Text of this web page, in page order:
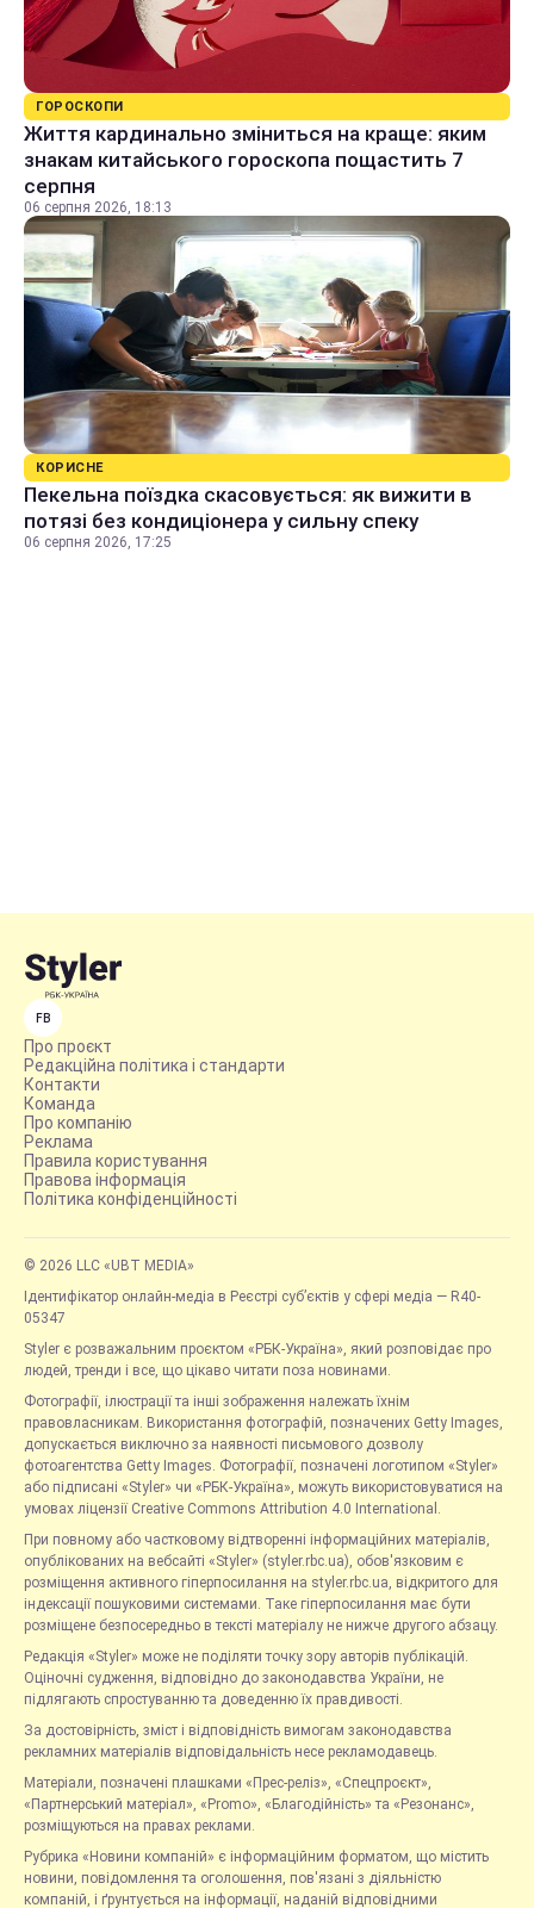
ГОРОСКОПИ
Життя кардинально зміниться на краще: яким
знакам китайського гороскопа пощастить 7
серпня
06 серпня 2026, 18:13
КОРИСНЕ
Пекельна поїздка скасовується: як вижити в
потязі без кондиціонера у сильну спеку
06 серпня 2026, 17:25
FB
Про проєкт
Редакційна політика і стандарти
Контакти
Команда
Про компанію
Реклама
Правила користування
Правова інформація
Політика конфіденційності
© 2026 LLC «UBT MEDIA»
Ідентифікатор онлайн-медіа в Реєстрі суб’єктів у сфері медіа — R40-
05347
Styler є розважальним проєктом «РБК-Україна», який розповідає про
людей, тренди і все, що цікаво читати поза новинами.
Фотографії, ілюстрації та інші зображення належать їхнім
правовласникам. Використання фотографій, позначених Getty Images,
допускається виключно за наявності письмового дозволу
фотоагентства Getty Images. Фотографії, позначені логотипом «Styler»
або підписані «Styler» чи «РБК-Україна», можуть використовуватися на
умовах ліцензії Creative Commons Attribution 4.0 International.
При повному або частковому відтворенні інформаційних матеріалів,
опублікованих на вебсайті «Styler» (styler.rbc.ua), обов'язковим є
розміщення активного гіперпосилання на styler.rbc.ua, відкритого для
індексації пошуковими системами. Таке гіперпосилання має бути
розміщене безпосередньо в тексті матеріалу не нижче другого абзацу.
Редакція «Styler» може не поділяти точку зору авторів публікацій.
Оціночні судження, відповідно до законодавства України, не
підлягають спростуванню та доведенню їх правдивості.
За достовірність, зміст і відповідність вимогам законодавства
рекламних матеріалів відповідальність несе рекламодавець.
Матеріали, позначені плашками «Прес-реліз», «Спецпроєкт»,
«Партнерський матеріал», «Promo», «Благодійність» та «Резонанс»,
розміщуються на правах реклами.
Рубрика «Новини компаній» є інформаційним форматом, що містить
новини, повідомлення та оголошення, пов'язані з діяльністю
компаній, і ґрунтується на інформації, наданій відповідними